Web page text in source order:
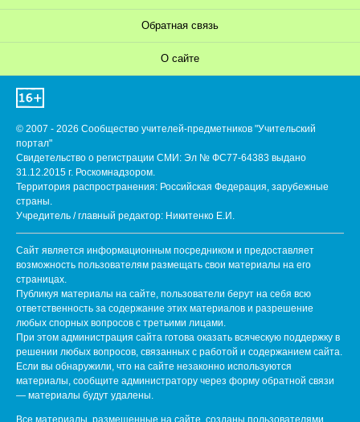
Обратная связь
О сайте
© 2007 - 2026 Сообщество учителей-предметников "Учительский
портал"
Свидетельство о регистрации СМИ: Эл № ФС77-64383 выдано
31.12.2015 г. Роскомнадзором.
Территория распространения: Российская Федерация, зарубежные
страны.
Учредитель / главный редактор: Никитенко Е.И.
Сайт является информационным посредником и предоставляет
возможность пользователям размещать свои материалы на его
страницах.
Публикуя материалы на сайте, пользователи берут на себя всю
ответственность за содержание этих материалов и разрешение
любых спорных вопросов с третьими лицами.
При этом администрация сайта готова оказать всяческую поддержку в
решении любых вопросов, связанных с работой и содержанием сайта.
Если вы обнаружили, что на сайте незаконно используются
материалы, сообщите администратору через форму обратной связи
— материалы будут удалены.